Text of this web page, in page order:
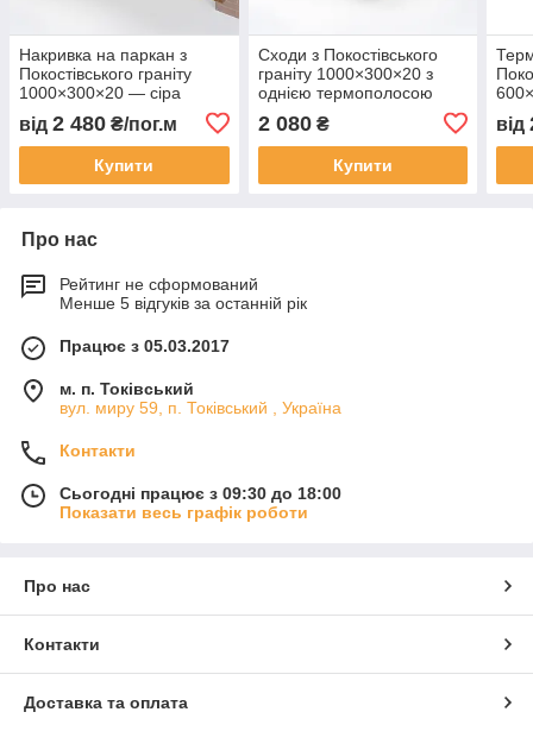
Накривка на паркан з
Покостівського граніту
1000×300×20 — сіра
від 2 480 ₴/пог.м
Купити
Сходи з Покостівського
граніту 1000×300×20 з
однією термополосою
2 080₴
Купити
від
Про нас
Рейтинг не сформований
Менше 5 відгуків за останній рік
Працює з 05.03.2017
м. п. Токівський
вул. миру 59, п. Токівський , Україна
Контакти
Сьогодні працює з 09:30 до 18:00
Показати весь графік роботи
Про нас
Контакти
Доставка та оплата